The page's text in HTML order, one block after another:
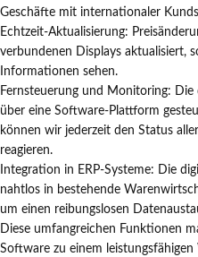
Geschäfte mit internationaler
Echtzeit-Aktualisierung:
verbundenen Displays aktualisiert,
Informationen sehen.
Fernsteuerung und Monitoring: Die
über eine Software-Plattform
können wir jederzeit den Status
reagieren.
Integration in ERP-Systeme: Die
nahtlos in bestehende
um einen reibungslosen
Diese umfangreichen Funktionen
Software zu einem leistungsfähigen